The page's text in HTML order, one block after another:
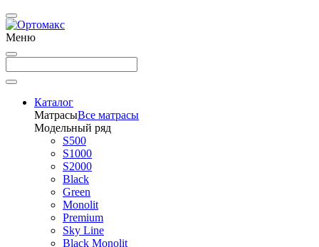
Меню
Каталог
МатрасыВсе матрасы
Модельный ряд
S500
S1000
S2000
Black
Green
Monolit
Premium
Sky Line
Black Monolit